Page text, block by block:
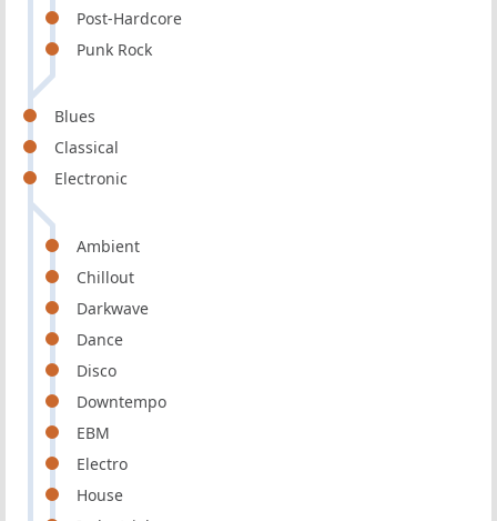
Post-Hardcore
Punk Rock
Blues
Classical
Electronic
Ambient
Chillout
Darkwave
Dance
Disco
Downtempo
EBM
Electro
House